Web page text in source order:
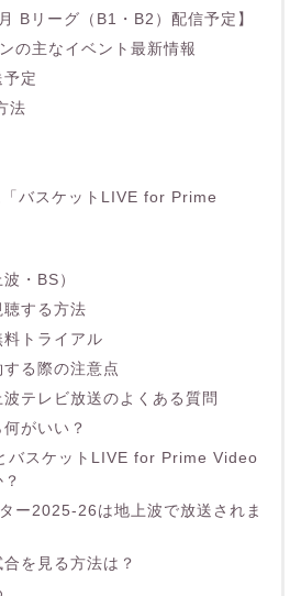
Bリーグ（B1・B2）配信予定】
の主なイベント最新情報
定
法
バスケットLIVE for Prime
・BS）
聴する方法
トライアル
る際の注意点
テレビ放送のよくある質問
がいい？
バスケットLIVE for Prime Video
ー2025-26は地上波で放送されま
を見る方法は？